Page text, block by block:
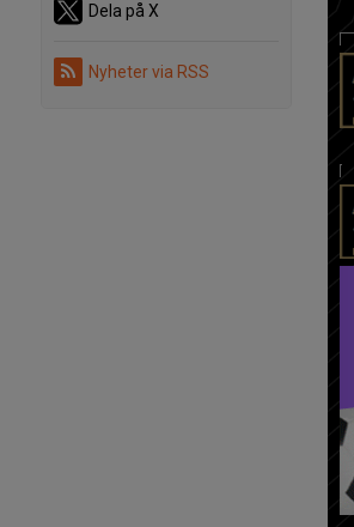
Dela på X
Nyheter via RSS